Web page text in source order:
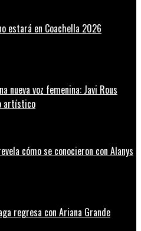
estará en Coachella 2026
nueva voz femenina: Javi Rous
artístico
cómo se conocieron con Alanys
regresa con Ariana Grande